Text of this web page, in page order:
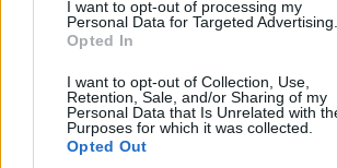
I want to opt-out of processing my
Personal Data for Targeted Advertising.
Opted In
I want to opt-out of Collection, Use,
Retention, Sale, and/or Sharing of my
Personal Data that Is Unrelated with
Purposes for which it was collected.
Opted Out
19ης Μαΐου